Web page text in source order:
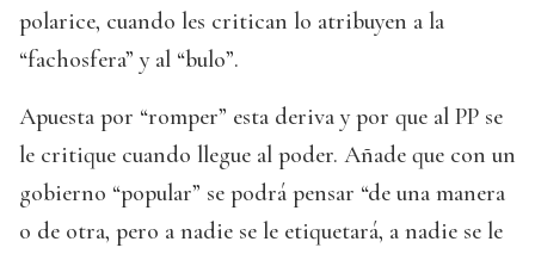
polarice, cuando les critican lo atribuyen a la
“fachosfera” y al “bulo”.
Apuesta por “romper” esta deriva y por que al PP se
le critique cuando llegue al poder. Añade que con un
gobierno “popular” se podrá pensar “de una manera
o de otra, pero a nadie se le etiquetará, a nadie se le